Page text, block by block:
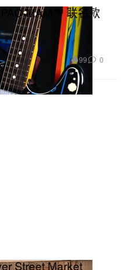
MAM™ 联名款
99 0
Street Market